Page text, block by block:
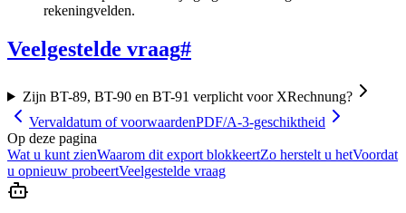
rekeningvelden.
Veelgestelde vraag#
Zijn BT-89, BT-90 en BT-91 verplicht voor XRechnung?
Vervaldatum of voorwaardenPDF/A-3-geschiktheid
Op deze pagina
Wat u kunt zienWaarom dit export blokkeertZo herstelt u hetVoordat
u opnieuw probeertVeelgestelde vraag